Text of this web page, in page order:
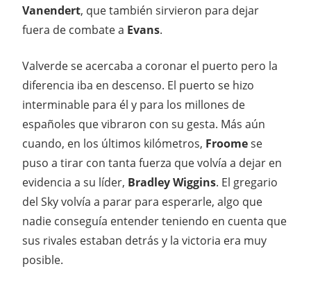
Vanendert, que también sirvieron para dejar
fuera de combate a Evans.
Valverde se acercaba a coronar el puerto pero la
diferencia iba en descenso. El puerto se hizo
interminable para él y para los millones de
españoles que vibraron con su gesta. Más aún
cuando, en los últimos kilómetros, Froomese
puso a tirar con tanta fuerza que volvía a dejar en
evidencia a su líder, Bradley Wiggins. El gregario
del Sky volvía a parar para esperarle, algo que
nadie conseguía entender teniendo en cuenta que
sus rivales estaban detrás y la victoria era muy
posible.